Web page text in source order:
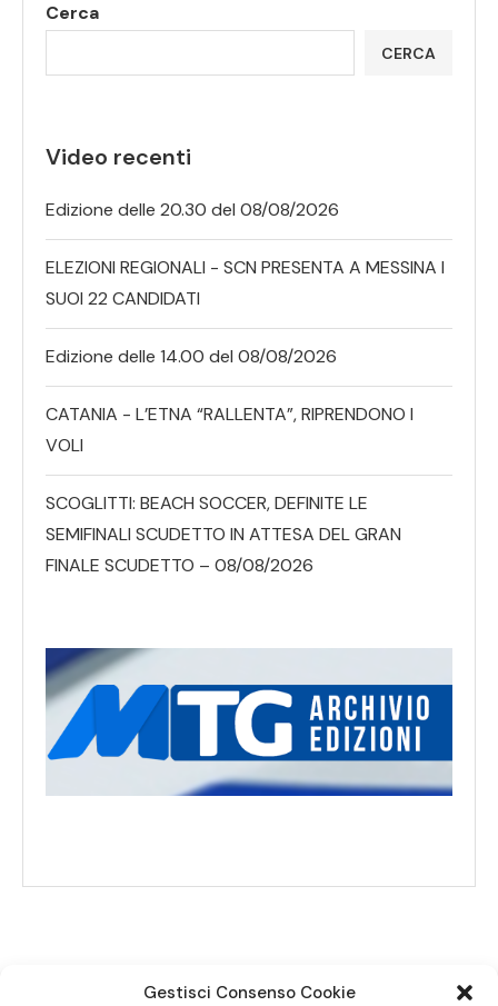
Gestisci Consenso Cookie
Cerca
CERCA
Video recenti
Edizione delle 20.30 del 08/08/2026
ELEZIONI REGIONALI - SCN PRESENTA A MESSINA I
SUOI 22 CANDIDATI
Edizione delle 14.00 del 08/08/2026
CATANIA - L’ETNA “RALLENTA”, RIPRENDONO I
VOLI
SCOGLITTI: BEACH SOCCER, DEFINITE LE
SEMIFINALI SCUDETTO IN ATTESA DEL GRAN
FINALE SCUDETTO – 08/08/2026